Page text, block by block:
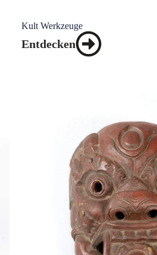
Kult Werkzeuge
Entdecken